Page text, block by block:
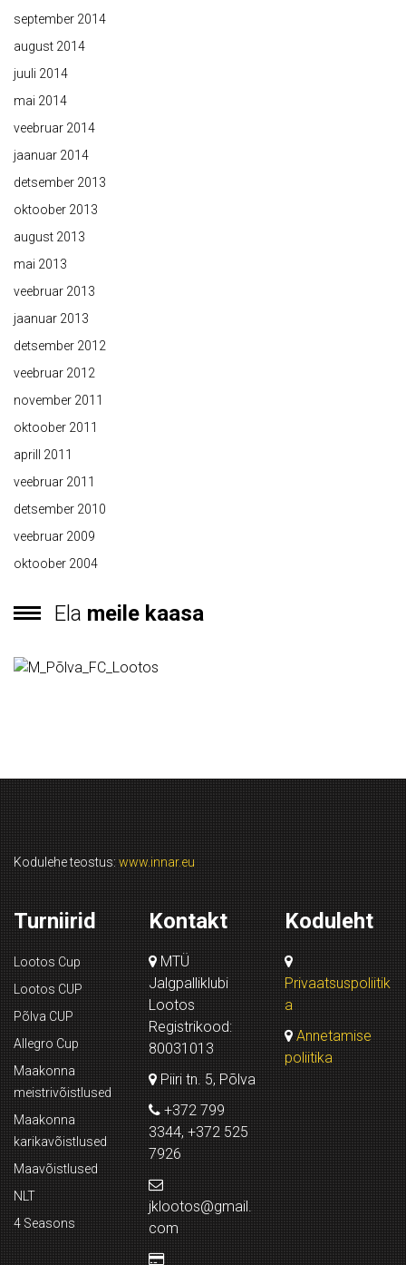
september 2014
august 2014
juuli 2014
mai 2014
veebruar 2014
jaanuar 2014
detsember 2013
oktoober 2013
august 2013
mai 2013
veebruar 2013
jaanuar 2013
detsember 2012
veebruar 2012
november 2011
oktoober 2011
aprill 2011
veebruar 2011
detsember 2010
veebruar 2009
oktoober 2004
Ela meile kaasa
Kodulehe teostus: www.innar.eu
Turniirid
Lootos Cup
Lootos CUP
Põlva CUP
Allegro Cup
Maakonna
meistrivõistlused
Maakonna
karikavõistlused
Maavõistlused
NLT
4 Seasons
Kontakt
MTÜ
Jalgpalliklubi
Lootos
Registrikood:
80031013
Piiri tn. 5, Põlva
+372 799
3344, +372 525
7926
jklootos@gmail.
com
Koduleht
Privaatsuspoliitik
a
Annetamise
poliitika